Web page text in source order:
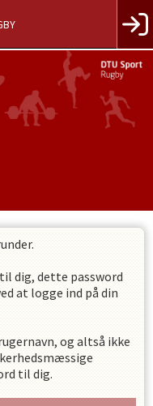
dig, dette password
at logge ind på din
og altså ikke
til dig.